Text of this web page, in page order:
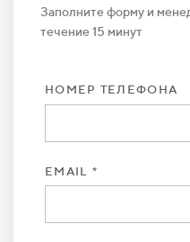
Заполните форму и
течение 15 минут
НОМЕР ТЕЛЕФОНА
EMAIL *